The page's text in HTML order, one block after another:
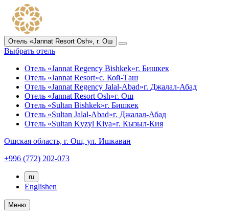
Отель «Jannat Resort Osh», г. Ош
Выбрать отель
Отель «Jannat Regency Bishkek»г. Бишкек
Отель «Jannat Resort»с. Кой-Таш
Отель «Jannat Regency Jalal-Abad»г. Джалал-Абад
Отель «Jannat Resort Osh»г. Ош
Отель «Sultan Bishkek»г. Бишкек
Отель «Sultan Jalal-Abad»г. Джалал-Абад
Отель «Sultan Kyzyl Kiya»г. Кызыл-Кия
Ошская область, г. Ош, ул. Ишкаван
+996 (772) 202-073
ru
Englishen
Меню